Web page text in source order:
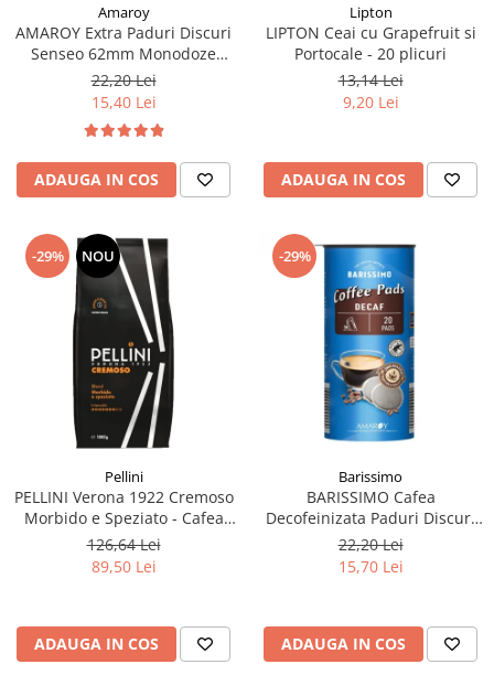
Amaroy
AMAROY Extra Paduri Discuri
Senseo 62mm Monodoze
20buc 140g
22,20 Lei
15,40 Lei
ADAUGA IN COS
Lipton
LIPTON Ceai cu Grapefruit si
Portocale - 20 plicuri
13,14 Lei
9,20 Lei
ADAUGA IN COS
-29% NOU
Pellini
PELLINI Verona 1922 Cremoso
Morbido e Speziato - Cafea
Boabe 1kg
126,64 Lei
89,50 Lei
ADAUGA IN COS
-29%
Barissimo
BARISSIMO Cafea
Decofeinizata Paduri Discuri
Senseo 62mm Monodoze
20buc - 140g
22,20 Lei
15,70 Lei
ADAUGA IN COS